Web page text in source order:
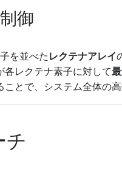
御
を並べた レクテナアレイ
各レクテナ素子に対して
とで、システム全体の高
チ